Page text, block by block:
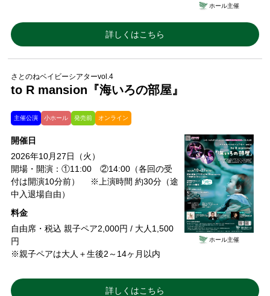
ホール主催
詳しくはこちら
さとのねベイビーシアターvol.4
to R mansion『海いろの部屋』
主催公演 小ホール 発売前 オンライン
ホール主催
開催日
2026年10月27日（火）
開場・開演：①11:00 ②14:00（各回の受
付は開演10分前） ※上演時間 約30分（途
中入退場自由）
料金
自由席・税込 親子ペア2,000円 / 大人1,500
円
※親子ペアは大人＋生後2～14ヶ月以内
詳しくはこちら